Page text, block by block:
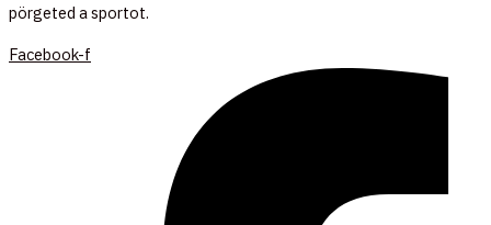
pörgeted a sportot.
Facebook-f